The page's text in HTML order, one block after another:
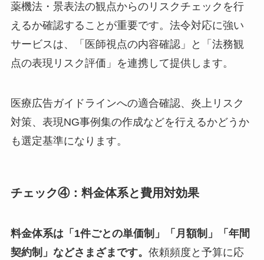
薬機法・景表法の観点からのリスクチェックを行
えるか確認することが重要です。法令対応に強い
サービスは、「医師視点の内容確認」と「法務観
点の表現リスク評価」を連携して提供します。
医療広告ガイドラインへの適合確認、炎上リスク
対策、表現NG事例集の作成などを行えるかどうか
も選定基準になります。
チェック④：料金体系と費用対効果
料金体系は「1件ごとの単価制」「月額制」「年間
契約制」などさまざまです。 依頼頻度と予算に応